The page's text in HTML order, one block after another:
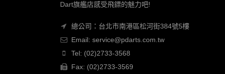
Dart旗艦店感受飛鏢的魅力吧!
總公司：台北市南港區松河街384號5樓
Email: service@pdarts.com.tw
Tel: (02)2733-3568
Fax: (02)2733-3569